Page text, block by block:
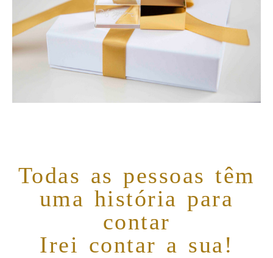
Todas as pessoas têm
uma história para
contar
Irei contar a sua!